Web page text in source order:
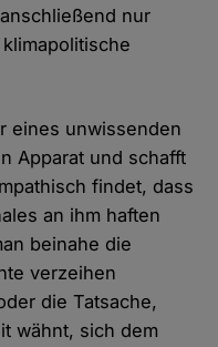
nur
eines unwissenden
Apparat und schafft
findet, dass
an ihm haften
beinahe die
verzeihen
die Tatsache,
wähnt, sich dem